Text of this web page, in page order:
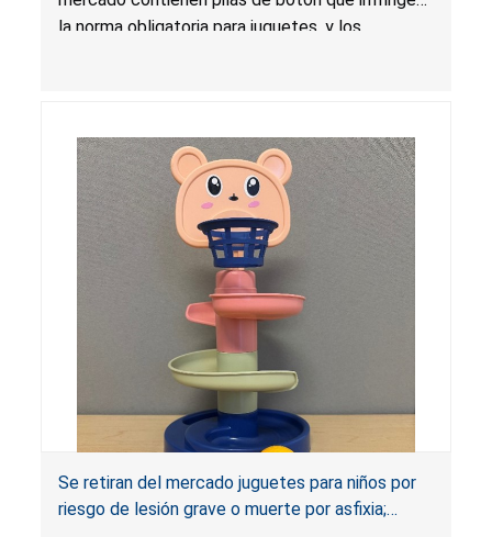
importados por MTC Trading
la norma obligatoria para juguetes, y los
los niños pueden acceder fácilmente a las pilas
de botón. Además, los punteros láser no tienen
las advertencias requeridas por la Ley de Reese.
Si se ingieren, las pilas de botón o de disco
pueden causar lesiones graves, quemaduras
químicas internas y la muerte.
Se retiran del mercado juguetes para niños por
riesgo de lesión grave o muerte por asfixia;